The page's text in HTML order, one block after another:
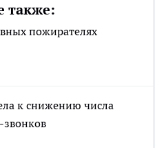
также:
пожирателях
к снижению числа